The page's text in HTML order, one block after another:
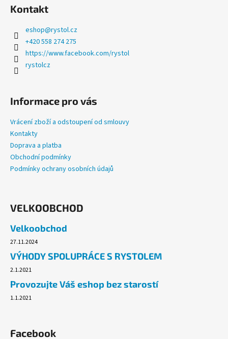
í
?
D
o
p
o
u
e
m
e
PLYNOVÁ
MEVA
PROPAN,
BUTAN.
Kontakt
eshop@rystol.cz
+420 558 274 275
https://www.facebook.com/rystol
rystolcz
Informace pro vás
Vrácení zboží a odstoupení od smlouvy
Kontakty
Doprava a platba
Obchodní podmínky
Podmínky ochrany osobních údajů
VELKOOBCHOD
Velkoobchod
27.11.2024
VÝHODY SPOLUPRÁCE S RYSTOLEM
2.1.2021
Provozujte Váš eshop bez starostí
1.1.2021
Facebook